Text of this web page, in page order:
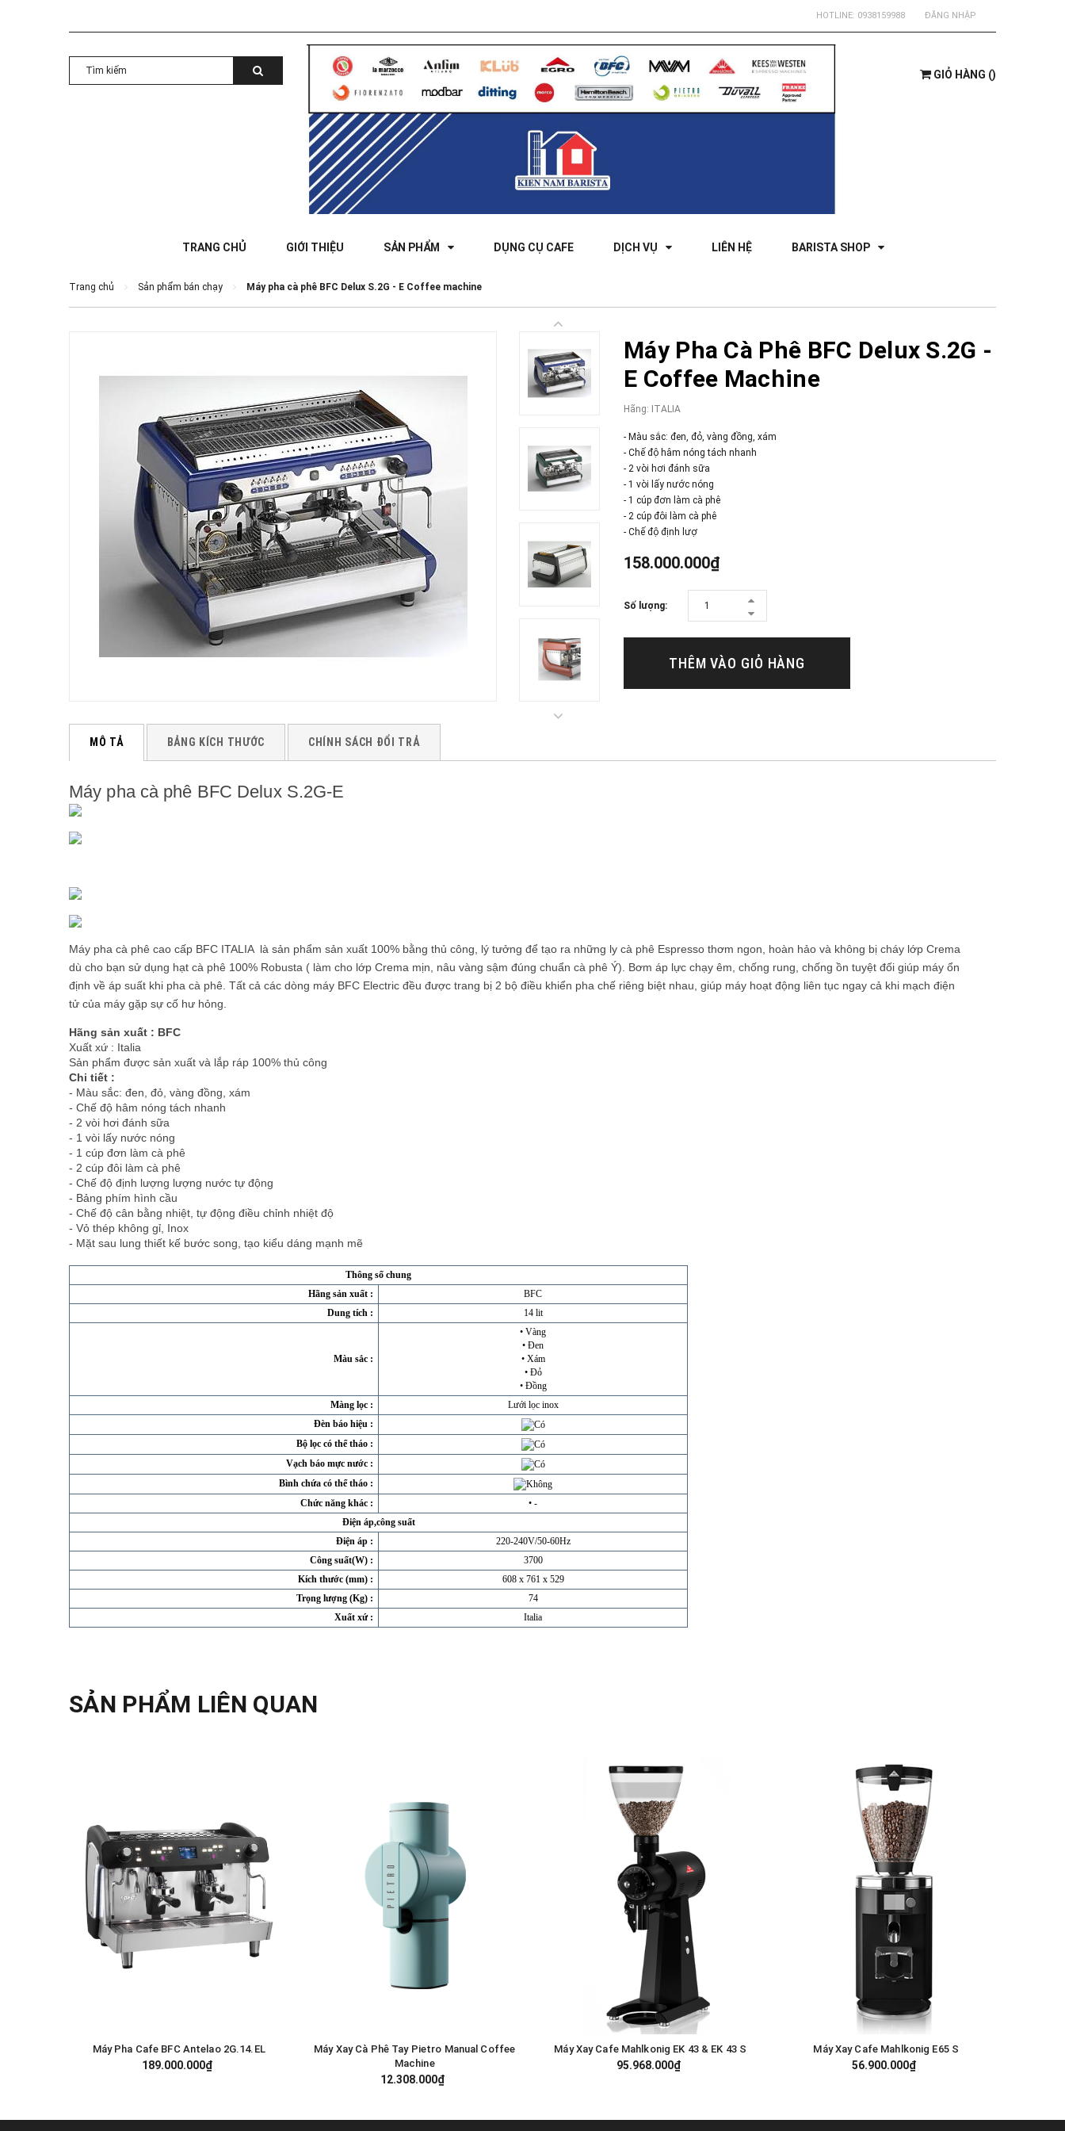
HOTLINE: 0938159988 ĐĂNG NHẬP
GIỎ HÀNG ()
TRANG CHỦ GIỚI THIỆU SẢN PHẨM DỤNG CỤ CAFE DỊCH VỤ LIÊN HỆ BARISTA SHOP
Trang chủ Sản phẩm bán chạy Máy pha cà phê BFC Delux S.2G - E Coffee machine
Máy Pha Cà Phê BFC Delux S.2G -
E Coffee Machine
Hãng: ITALIA
- Màu sắc: đen, đỏ, vàng đồng, xám
- Chế độ hâm nóng tách nhanh
- 2 vòi hơi đánh sữa
- 1 vòi lấy nước nóng
- 1 cúp đơn làm cà phê
- 2 cúp đôi làm cà phê
- Chế độ định lượ
158.000.000₫
Số lượng:
THÊM VÀO GIỎ HÀNG
MÔ TẢ BẢNG KÍCH THƯỚC CHÍNH SÁCH ĐỔI TRẢ
Máy pha cà phê BFC Delux S.2G-E
Máy pha cà phê cao cấp BFC ITALIA là sản phẩm sản xuất 100% bằng thủ công, lý tưởng để tạo ra những ly cà phê Espresso thơm ngon, hoàn hảo và không bị cháy lớp Crema
dù cho bạn sử dụng hạt cà phê 100% Robusta ( làm cho lớp Crema mịn, nâu vàng sậm đúng chuẩn cà phê Ý). Bơm áp lực chạy êm, chống rung, chống ồn tuyệt đối giúp máy ổn
định về áp suất khi pha cà phê. Tất cả các dòng máy BFC Electric đều được trang bị 2 bộ điều khiển pha chế riêng biệt nhau, giúp máy hoạt động liên tục ngay cả khi mạch điện
tử của máy gặp sự cố hư hỏng.
Hãng sản xuất : BFC
Xuất xứ : Italia
Sản phẩm được sản xuất và lắp ráp 100% thủ công
Chi tiết :
- Màu sắc: đen, đỏ, vàng đồng, xám
- Chế độ hâm nóng tách nhanh
- 2 vòi hơi đánh sữa
- 1 vòi lấy nước nóng
- 1 cúp đơn làm cà phê
- 2 cúp đôi làm cà phê
- Chế độ định lượng lượng nước tự động
- Bảng phím hình cầu
- Chế độ cân bằng nhiệt, tự động điều chỉnh nhiệt độ
- Vỏ thép không gỉ, Inox
- Mặt sau lung thiết kế bước song, tạo kiểu dáng mạnh mẽ
Thông số chung
Hãng sản xuất :
BFC
Dung tích : 14 lit
Màu sắc :
• Vàng
• Đen
• Xám
• Đỏ
• Đồng
Màng lọc :
Lưới lọc inox
Đèn báo hiệu :
Bộ lọc có thể tháo :
Vạch báo mực nước :
Bình chứa có thể tháo :
Chức năng khác :
• -
Điện áp,công suất
Điện áp :
220-240V/50-60Hz
Công suất(W) :
3700
Kích thước (mm) :
608 x 761 x 529
Trọng lượng (Kg) :
74
Xuất xứ: Italia
SẢN PHẨM LIÊN QUAN
GIỎ HÀNG
Máy Pha Cafe BFC Antelao 2G.14.EL
189.000.000₫
GIỎ HÀNG
Máy Xay Cà Phê Tay Pietro Manual Coffee
Machine
12.308.000₫
GIỎ HÀNG
Máy Xay Cafe Mahlkonig EK 43 & EK 43 S
95.968.000₫
GIỎ HÀNG
Máy Xay Cafe Mahlkonig E65 S
56.900.000₫